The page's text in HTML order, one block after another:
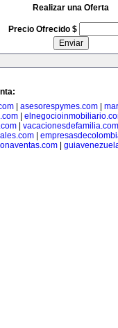
Realizar una Oferta
Precio Ofrecido $
asesorespymes.com
vacacionesdefamilia.com
|